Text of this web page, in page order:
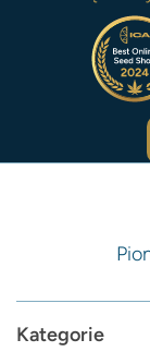
Kategorie